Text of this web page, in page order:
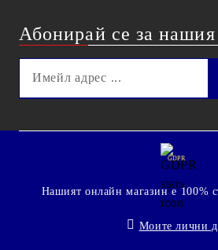
Абонирай се за
GDPR
Нашият онлайн магазин е 100%
Моите лични